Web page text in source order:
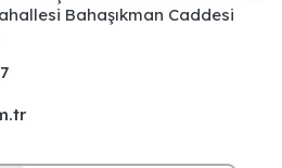
Bahaşıkman Caddesi